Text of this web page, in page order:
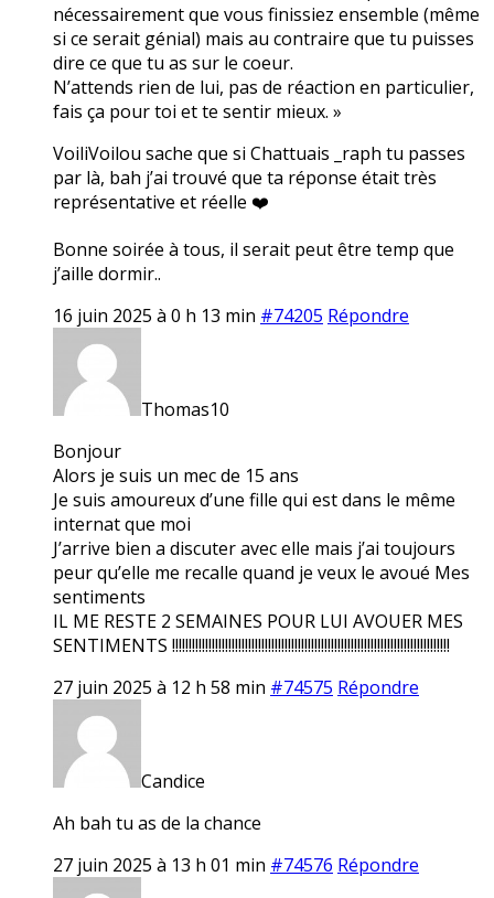
nécessairement que vous finissiez ensemble (même
si ce serait génial) mais au contraire que tu puisses
dire ce que tu as sur le coeur.
N’attends rien de lui, pas de réaction en particulier,
fais ça pour toi et te sentir mieux. »
VoiliVoilou sache que si Chattuais _raph tu passes
par là, bah j’ai trouvé que ta réponse était très
représentative et réelle ❤️
Bonne soirée à tous, il serait peut être temp que
j’aille dormir..
16 juin 2025 à 0 h 13 min #74205 Répondre
Thomas10
Bonjour
Alors je suis un mec de 15 ans
Je suis amoureux d’une fille qui est dans le même
internat que moi
J’arrive bien a discuter avec elle mais j’ai toujours
peur qu’elle me recalle quand je veux le avoué Mes
sentiments
IL ME RESTE 2 SEMAINES POUR LUI AVOUER MES
SENTIMENTS !!!!!!!!!!!!!!!!!!!!!!!!!!!!!!!!!!!!!!!!!!!!!!!!!!!!!!!!!!!!!!!!!!!!!!!!!!!!!!!!!!!!
27 juin 2025 à 12 h 58 min #74575 Répondre
Candice
Ah bah tu as de la chance
27 juin 2025 à 13 h 01 min #74576 Répondre